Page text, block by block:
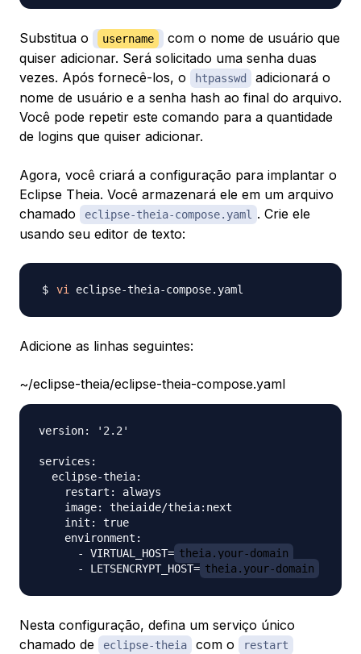
Substitua o username
com o nome de usuário que
quiser adicionar. Será solicitado uma senha duas
vezes. Após fornecê-los, o
htpasswd
adicionará o
nome de usuário e a senha hash ao final do arquivo.
Você pode repetir este comando para a quantidade
de logins que quiser adicionar.
Agora, você criará a configuração para implantar o
Eclipse Theia. Você armazenará ele em um arquivo
chamado
eclipse-theia-compose.yaml​​​ . Crie ele
usando seu editor de texto:
vi
Adicione as linhas seguintes:
~/eclipse-theia/eclipse-theia-compose.yaml
version: '2.2'
services:
  eclipse-theia:
    restart: always
    image: theiaide/theia:next
    init: true
    environment:
      - VIRTUAL_HOST=
theia.your-domain
      - LETSENCRYPT_HOST=
theia.your-domain
Nesta configuração, defina um serviço único
chamado de
eclipse-theia com o restart